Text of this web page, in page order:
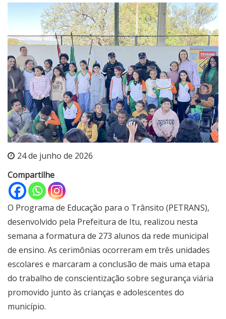
24 de junho de 2026
Compartilhe
O Programa de Educação para o Trânsito (PETRANS),
desenvolvido pela Prefeitura de Itu, realizou nesta
semana a formatura de 273 alunos da rede municipal
de ensino. As cerimônias ocorreram em três unidades
escolares e marcaram a conclusão de mais uma etapa
do trabalho de conscientização sobre segurança viária
promovido junto às crianças e adolescentes do
município.